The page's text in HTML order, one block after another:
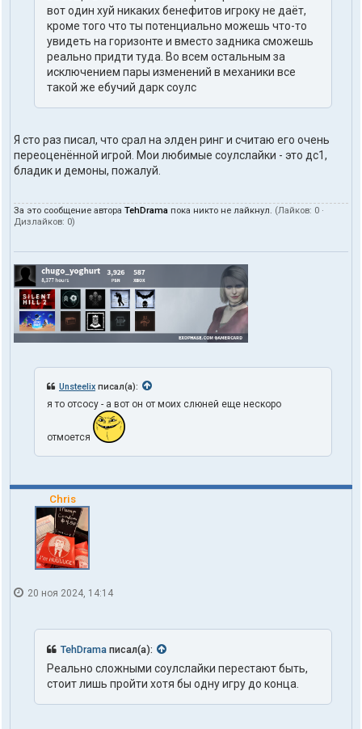
вот один хуй никаких бенефитов игроку не даёт,
кроме того что ты потенциально можешь что-то
увидеть на горизонте и вместо задника сможешь
реально придти туда. Во всем остальным за
исключением пары изменений в механики все
такой же ебучий дарк соулс
Я сто раз писал, что срал на элден ринг и считаю его очень
переоценённой игрой. Мои любимые соулслайки - это дс1,
бладик и демоны, пожалуй.
За это сообщение автора TehDrama пока никто не лайкнул. (Лайков: 0 ·
Дизлайков: 0)
Unsteelix писал(а):
я то отсосу - а вот он от моих слюней еще нескоро
отмоется
Chris
20 ноя 2024, 14:14
TehDrama писал(а):
Реально сложными соулслайки перестают быть,
стоит лишь пройти хотя бы одну игру до конца.